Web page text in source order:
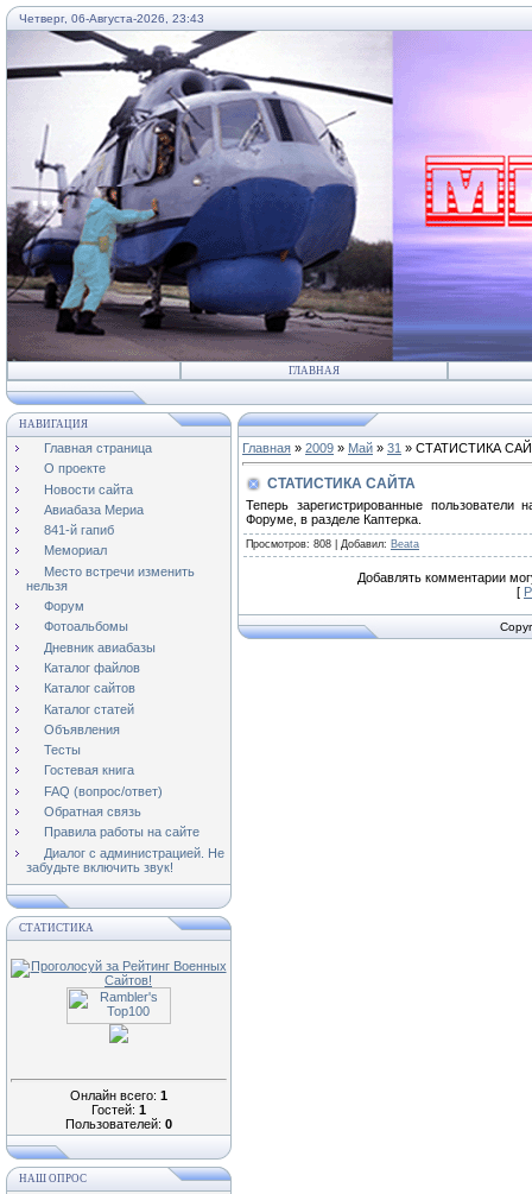
Четверг, 06-Августа-2026, 23:43
...
ГЛАВНАЯ
НАВИГАЦИЯ
Главная страница
О проекте
Новости сайта
Авиабаза Мериа
841-й гапиб
Мемориал
Место встречи изменить
нельзя
Форум
Фотоальбомы
Дневник авиабазы
Каталог файлов
Каталог сайтов
Каталог статей
Объявления
Тесты
Гостевая книга
FAQ (вопрос/ответ)
Обратная связь
Правила работы на сайте
Диалог с администрацией. Не
забудьте включить звук!
СТАТИСТИКА
Онлайн всего: 1
Гостей: 1
Пользователей: 0
НАШ ОПРОС
Главная » 2009 » Май » 31 » СТАТИСТИКА
СТАТИСТИКА САЙТА
Теперь зарегистрированные
Форуме, в разделе Каптерка.
Просмотров: 808 | Добавил: Beata
Добавлять комментарии
[